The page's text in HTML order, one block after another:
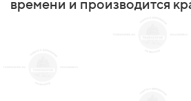
времени и производится